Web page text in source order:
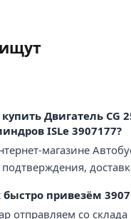
купить Двигатель CG
ISLe 3907177?
магазине
быстро привезём
отправляем со